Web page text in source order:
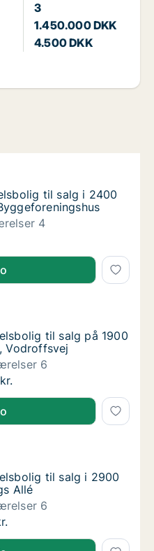
3
1.450.000 DKK
4.500 DKK
til salg i 2400
salg i 2400 København
til salg i 2400
til salg i 2400
4
til salg i 2400
til salg på 1900
salg på 1900
til salg på 1900
til salg på 1900
Vodroffsvej
6
til salg på 1900
til salg i 2900
salg i 2900 Hellerup,
til salg i 2900
til salg i 2900
Allé
6
til salg i 2900